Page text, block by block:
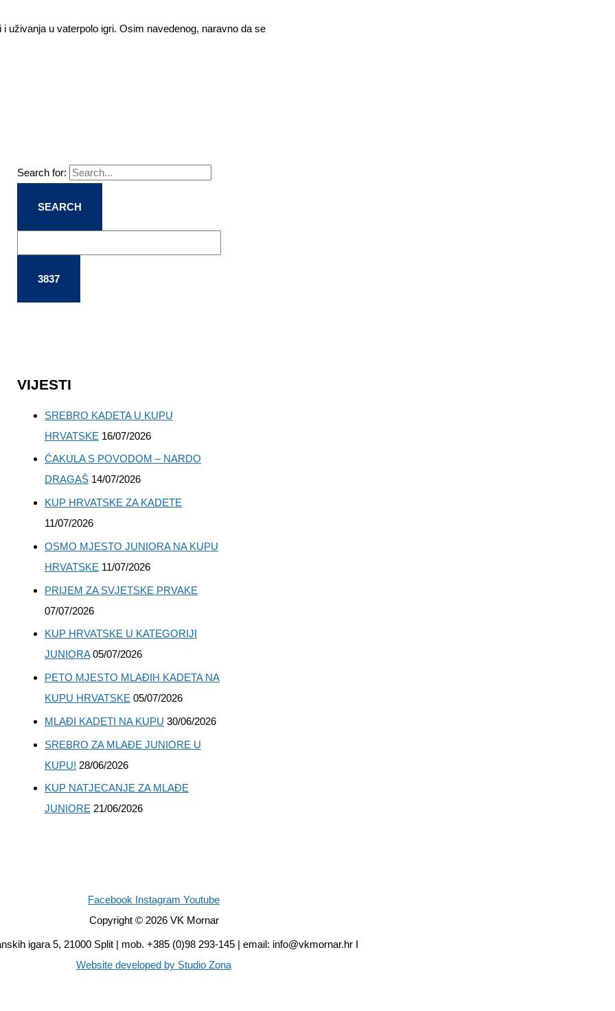
uživanja u vaterpolo igri. Osim navedenog, naravno da se
Search for:
VIJESTI
SREBRO KADETA U KUPU
HRVATSKE 16/07/2026
ĆAKULA S POVODOM – NARDO
DRAGAŠ 14/07/2026
KUP HRVATSKE ZA KADETE
11/07/2026
OSMO MJESTO JUNIORA NA KUPU
HRVATSKE 11/07/2026
PRIJEM ZA SVJETSKE PRVAKE
07/07/2026
KUP HRVATSKE U KATEGORIJI
JUNIORA 05/07/2026
PETO MJESTO MLAĐIH KADETA NA
KUPU HRVATSKE 05/07/2026
MLAĐI KADETI NA KUPU 30/06/2026
SREBRO ZA MLAĐE JUNIORE U
KUPU! 28/06/2026
KUP NATJECANJE ZA MLAĐE
JUNIORE 21/06/2026
Facebook Instagram Youtube
Copyright © 2026 VK Mornar
igara 5, 21000 Split | mob. +385 (0)98 293-145 | email: info@vkmornar.hr I
Website developed by Studio Zona